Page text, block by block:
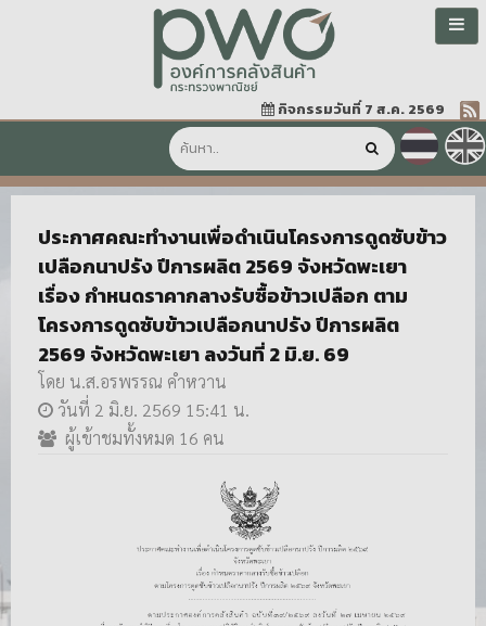
กิจกรรมวันที่ 7 ส.ค. 2569
ประกาศคณะทำงานเพื่อดำเนินโครงการดูดซับข้าว
เปลือกนาปรัง ปีการผลิต 2569 จังหวัดพะเยา
เรื่อง กำหนดราคากลางรับซื้อข้าวเปลือก ตาม
โครงการดูดซับข้าวเปลือกนาปรัง ปีการผลิต
2569 จังหวัดพะเยา ลงวันที่ 2 มิ.ย. 69
โดย น.ส.อรพรรณ คำหวาน
วันที่ 2 มิ.ย. 2569 15:41 น.
ผู้เข้าชมทั้งหมด 16 คน